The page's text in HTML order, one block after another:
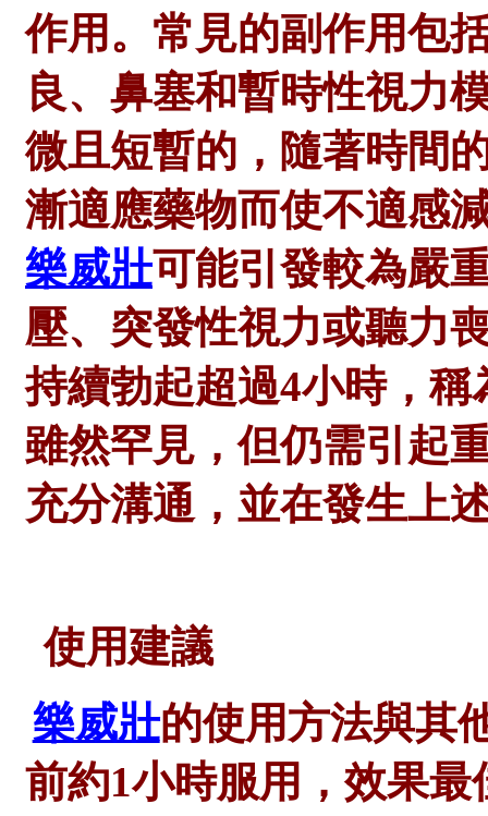
作用。常見的副作用包
良、鼻塞和暫時性視力
微且短暫的，隨著時間
漸適應藥物而使不適感
樂威壯可能引發較為嚴
壓、突發性視力或聽力
持續勃起超過4小時，
雖然罕見，但仍需引起
充分溝通，並在發生上
使用建議
樂威壯的使用方法與其
前約1小時服用，效果